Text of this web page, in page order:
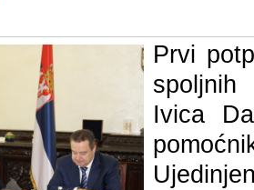
Prvi
spoljnih
Ivica